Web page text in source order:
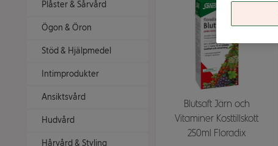
Plåster & Sårvård
Ögon & Öron
Stöd & Hjälpmedel
Intimprodukter
Ansiktsvård
Hudvård
Hårvård & Styling
Blutsaft Järn och
Vitaminer Kosttillskott
250ml Floradix